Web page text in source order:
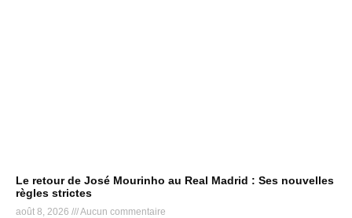
Le retour de José Mourinho au Real Madrid : Ses nouvelles
règles strictes
août 8, 2026 Aucun commentaire